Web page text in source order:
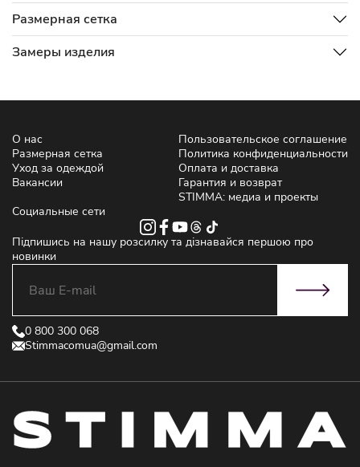
Размерная сетка
Замеры изделия
О нас
Размерная сетка
Уход за одеждой
Вакансии
Пользовательское соглашение
Политика конфиденциальности
Оплата и доставка
Гарантия и возврат
STIMMA: медиа и проекты
Социальные сети
Підпишись на нашу розсилку та дізнавайся першою про
новинки
0 800 300 068
Stimmacomua@gmail.com